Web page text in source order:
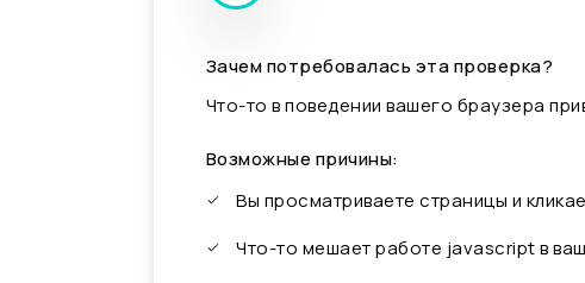
Зачем потребовалась эта проверка?
Что-то в поведении вашего браузера
Возможные причины:
Вы просматриваете страницы и
Что-то мешает работе javascript в